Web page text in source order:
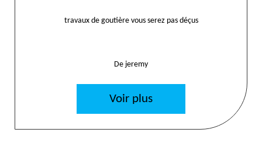
travaux de goutière vous serez pas déçus
De jeremy
Voir plus